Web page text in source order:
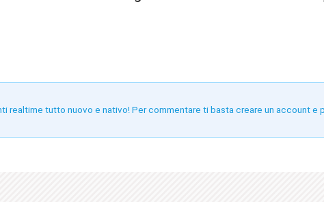
realtime tutto nuovo e nativo! Per commentare ti basta creare un account e